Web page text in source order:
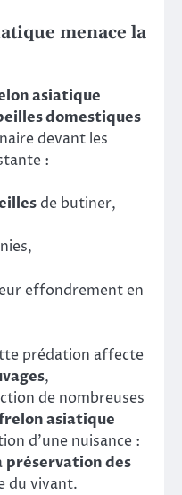
menace la
asiatique
domestiques
devant les
:
de butiner,
effondrement en
prédation affecte
,
de nombreuses
asiatique
d’une nuisance :
préservation des
du vivant.